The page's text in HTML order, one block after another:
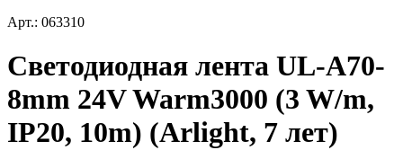
Арт.: 063310
Светодиодная лента UL-A70-
8mm 24V Warm3000 (3 W/m,
IP20, 10m) (Arlight, 7 лет)